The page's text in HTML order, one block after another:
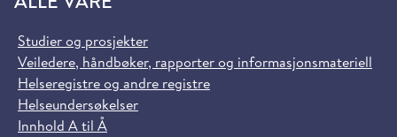
Studier og prosjekter
Veiledere, håndbøker, rapporter og informasjonsmateriell
Helseregistre og andre registre
Helseundersøkelser
Innhold A til Å